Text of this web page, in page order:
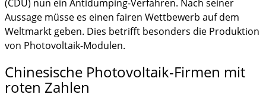
(CDU) nun ein Antidumping-Verfahren. Nach seiner
Aussage müsse es einen fairen Wettbewerb auf dem
Weltmarkt geben. Dies betrifft besonders die Produktion
von Photovoltaik-Modulen.
Chinesische Photovoltaik-Firmen mit
roten Zahlen